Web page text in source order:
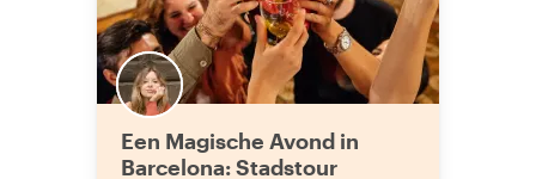
Een Magische Avond in
Barcelona: Stadstour